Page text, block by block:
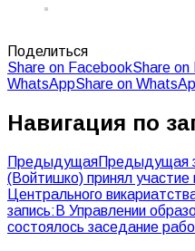
Поделиться
Share on FacebookShare on
WhatsAppShare on
Навигация по
ПредыдущаяПредыдущая
(Войтишко) принял
Центрального
запись: В Управлении
состоялось заседание